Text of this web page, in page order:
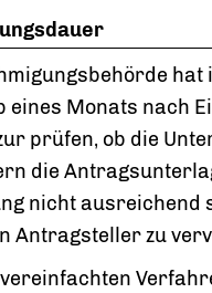
hat
eines Monats nach
prüfen, ob die
die
nicht ausreichend
Antragsteller zu